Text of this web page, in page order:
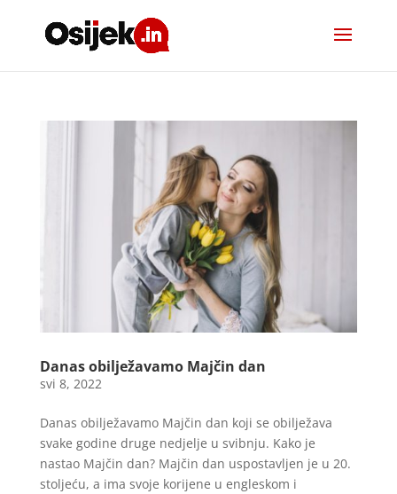
Danas obilježavamo Majčin dan
svi 8, 2022
Danas obilježavamo Majčin dan koji se obilježava
svake godine druge nedjelje u svibnju. Kako je
nastao Majčin dan? Majčin dan uspostavljen je u 20.
stoljeću, a ima svoje korijene u engleskom i